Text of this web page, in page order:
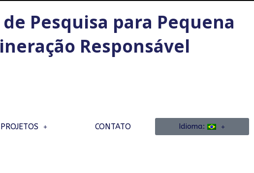
Pesquisa para Pequena
Responsável
PROJETOS CONTATO Idioma: